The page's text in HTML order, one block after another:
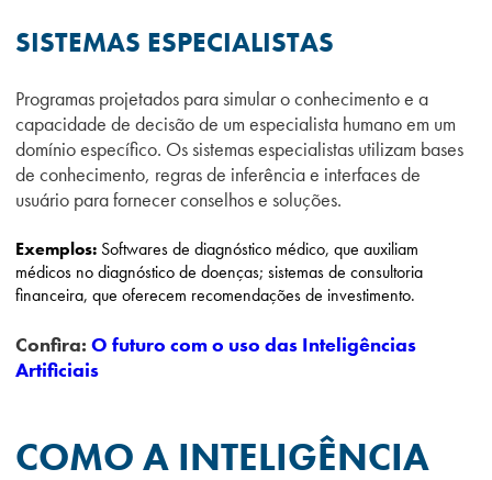
SISTEMAS ESPECIALISTAS
Programas projetados para simular o conhecimento e a
capacidade de decisão de um especialista humano em um
domínio específico. Os sistemas especialistas utilizam bases
de conhecimento, regras de inferência e interfaces de
usuário para fornecer conselhos e soluções.
Exemplos: Softwares de diagnóstico médico, que auxiliam
médicos no diagnóstico de doenças; sistemas de consultoria
financeira, que oferecem recomendações de investimento.
Confira: O futuro com o uso das Inteligências
Artificiais
COMO A INTELIGÊNCIA